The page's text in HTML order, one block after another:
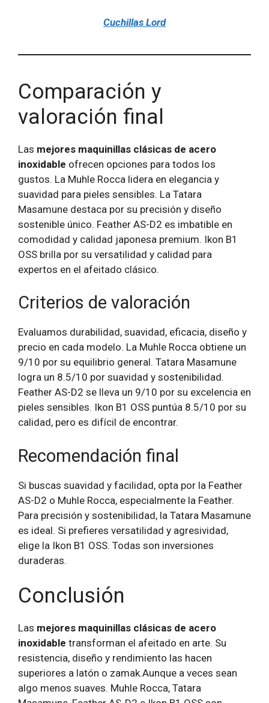
Cuchillas Lord
Comparación y
valoración final
Las mejores maquinillas clásicas de acero
inoxidable ofrecen opciones para todos los
gustos. La Muhle Rocca lidera en elegancia y
suavidad para pieles sensibles. La Tatara
Masamune destaca por su precisión y diseño
sostenible único. Feather AS-D2 es imbatible en
comodidad y calidad japonesa premium. Ikon B1
OSS brilla por su versatilidad y calidad para
expertos en el afeitado clásico.
Criterios de valoración
Evaluamos durabilidad, suavidad, eficacia, diseño y
precio en cada modelo. La Muhle Rocca obtiene un
9/10 por su equilibrio general. Tatara Masamune
logra un 8.5/10 por suavidad y sostenibilidad.
Feather AS-D2 se lleva un 9/10 por su excelencia en
pieles sensibles. Ikon B1 OSS puntúa 8.5/10 por su
calidad, pero es difícil de encontrar.
Recomendación final
Si buscas suavidad y facilidad, opta por la Feather
AS-D2 o Muhle Rocca, especialmente la Feather.
Para precisión y sostenibilidad, la Tatara Masamune
es ideal. Si prefieres versatilidad y agresividad,
elige la Ikon B1 OSS. Todas son inversiones
duraderas.
Conclusión
Las mejores maquinillas clásicas de acero
inoxidable transforman el afeitado en arte. Su
resistencia, diseño y rendimiento las hacen
superiores a latón o zamak.Aunque a veces sean
algo menos suaves. Muhle Rocca, Tatara